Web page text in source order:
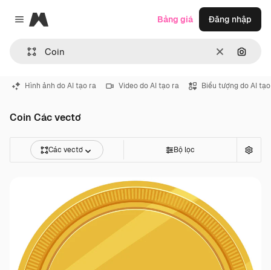
Close menu
Magnific
ThôngTìm
Bảng giá Đăng nhập
Hình ảnh do AI tạo ra Video do AI tạo ra Biểu tượng do AI
Coin Các vectơ
Các vectơ Bộ lọc